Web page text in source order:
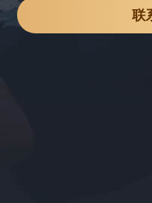
联